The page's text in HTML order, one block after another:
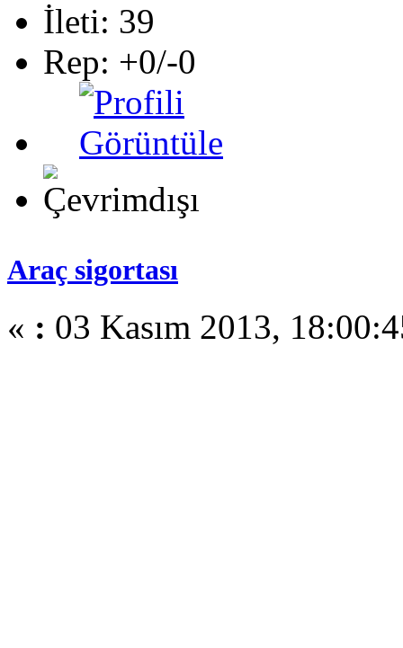
İleti: 39
Rep: +0/-0
Araç sigortası
« : 03 Kasım 2013,